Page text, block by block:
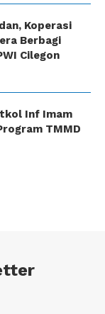
Koperasi
Berbagi
Cilegon
Inf Imam
TMMD